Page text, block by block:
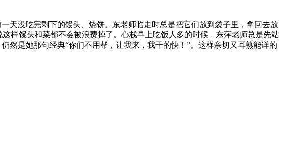
天没吃完剩下的馒头、烧饼。东老师临走时总是把它们放到袋子里，拿回去放
样馒头和菜都不会被浪费掉了。心栈早上吃饭人多的时候，东萍老师总是先站
然是她那句经典“你们不用帮，让我来，我干的快！”。这样亲切又耳熟能详的